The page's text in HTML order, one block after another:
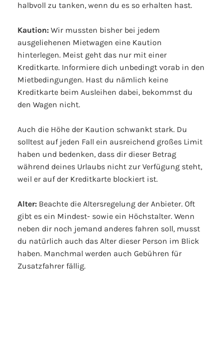
halbvoll zu tanken, wenn du es so erhalten hast.
Kaution: Wir mussten bisher bei jedem
ausgeliehenen Mietwagen eine Kaution
hinterlegen. Meist geht das nur mit einer
Kreditkarte. Informiere dich unbedingt vorab in den
Mietbedingungen. Hast du nämlich keine
Kreditkarte beim Ausleihen dabei, bekommst du
den Wagen nicht.
Auch die Höhe der Kaution schwankt stark. Du
solltest auf jeden Fall ein ausreichend großes Limit
haben und bedenken, dass dir dieser Betrag
während deines Urlaubs nicht zur Verfügung steht,
weil er auf der Kreditkarte blockiert ist.
Alter: Beachte die Altersregelung der Anbieter. Oft
gibt es ein Mindest- sowie ein Höchstalter. Wenn
neben dir noch jemand anderes fahren soll, musst
du natürlich auch das Alter dieser Person im Blick
haben. Manchmal werden auch Gebühren für
Zusatzfahrer fällig.